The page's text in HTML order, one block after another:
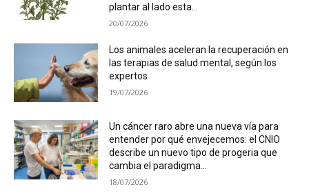
plantar al lado esta...
20/07/2026
Los animales aceleran la recuperación en
las terapias de salud mental, según los
expertos
19/07/2026
Un cáncer raro abre una nueva vía para
entender por qué envejecemos: el CNIO
describe un nuevo tipo de progeria que
cambia el paradigma...
18/07/2026